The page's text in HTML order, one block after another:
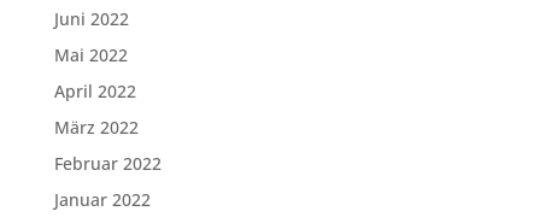
Juni 2022
Mai 2022
April 2022
März 2022
Februar 2022
Januar 2022